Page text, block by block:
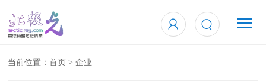
当前位置：首页 >企业